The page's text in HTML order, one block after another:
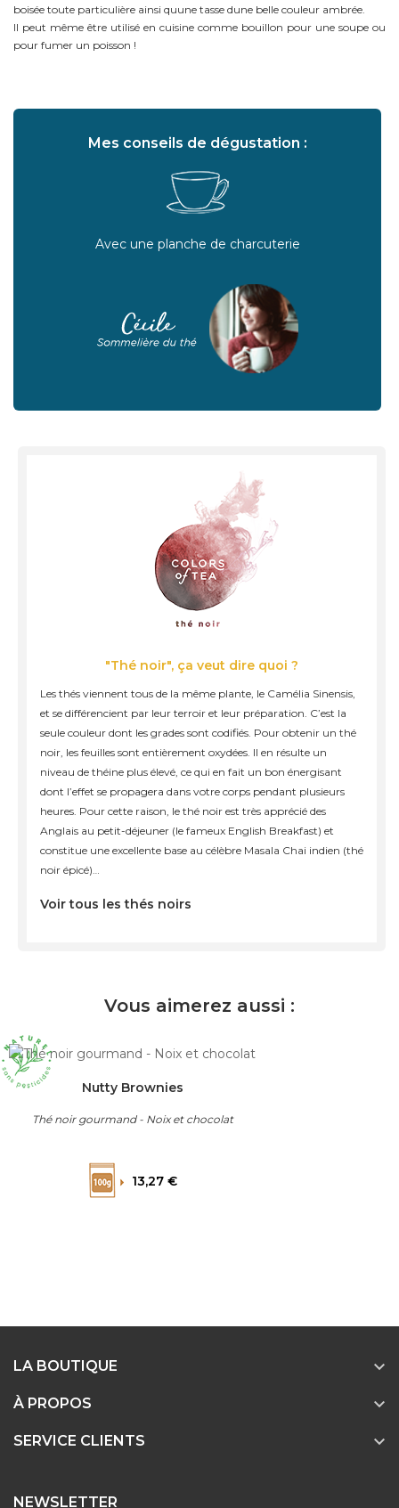
boisée toute particulière ainsi quune tasse dune belle couleur ambrée.
Il peut même être utilisé en cuisine comme bouillon pour une soupe ou
pour fumer un poisson !
Mes conseils de dégustation :
Avec une planche de charcuterie
"Thé noir", ça veut dire quoi ?
Les thés viennent tous de la même plante, le Camélia Sinensis,
et se différencient par leur terroir et leur préparation. C’est la
seule couleur dont les grades sont codifiés. Pour obtenir un thé
noir, les feuilles sont entièrement oxydées. Il en résulte un
niveau de théine plus élevé, ce qui en fait un bon énergisant
dont l’effet se propagera dans votre corps pendant plusieurs
heures. Pour cette raison, le thé noir est très apprécié des
Anglais au petit-déjeuner (le fameux English Breakfast) et
constitue une excellente base au célèbre Masala Chai indien (thé
noir épicé)…
Voir tous les thés noirs
Vous aimerez aussi :
Nutty Brownies
Thé noir gourmand - Noix et chocolat
Prix
13,27 €
LA BOUTIQUE 
À PROPOS 
SERVICE CLIENTS 
NEWSLETTER